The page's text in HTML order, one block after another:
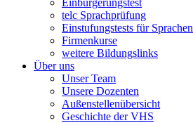
Einbürgerungstest
telc Sprachprüfung
Einstufungstests für Sprachen
Firmenkurse
weitere Bildungslinks
Über uns
Unser Team
Unsere Dozenten
Außenstellenübersicht
Geschichte der VHS